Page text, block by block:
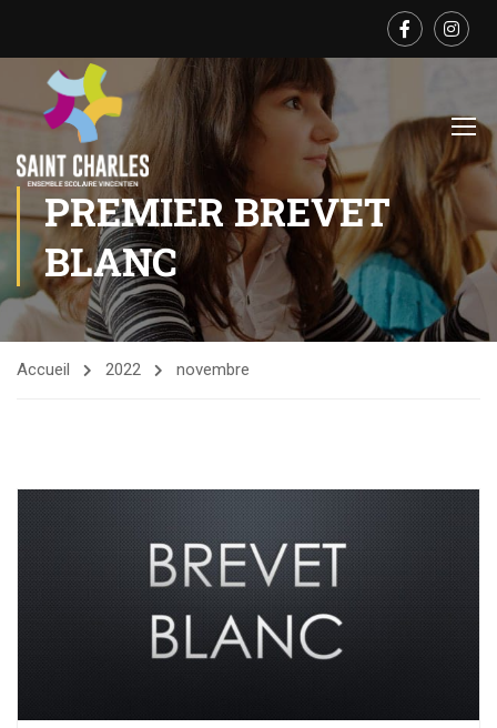
PREMIER BREVET
BLANC
Accueil 2022 novembre